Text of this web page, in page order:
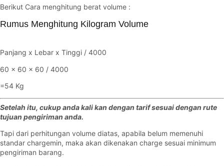
Berikut Cara menghitung berat volume :
Rumus Menghitung Kilogram Volume
Panjang x Lebar x Tinggi / 4000
60 x 60 x 60 / 4000
=54 Kg
Setelah itu, cukup anda kali kan dengan tarif sesuai dengan rute
tujuan pengiriman anda.
Tapi dari perhitungan volume diatas, apabila belum memenuhi
standar chargemin, maka akan dikenakan charge sesuai minimum
pengiriman barang.